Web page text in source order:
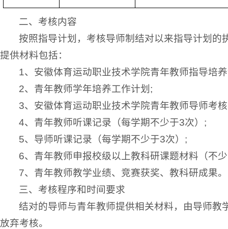
二、考核内容
按照指导计划，考核导师制结对以来指导计划
提供材料包括：
1、安徽体育运动职业技术学院青年教师指导培
2、青年教师学年培养工作计划;
3、安徽体育运动职业技术学院青年教师导师考
4、青年教师听课记录（每学期不少于3次）;
5、导师听课记录（每学期不少于3次）;
6、青年教师申报校级以上教科研课题材料（不
7、青年教师教学业绩、竞赛获奖、教科研成果。
三、考核程序和时间要求
结对的导师与青年教师提供相关材料，由导师
放弃考核。